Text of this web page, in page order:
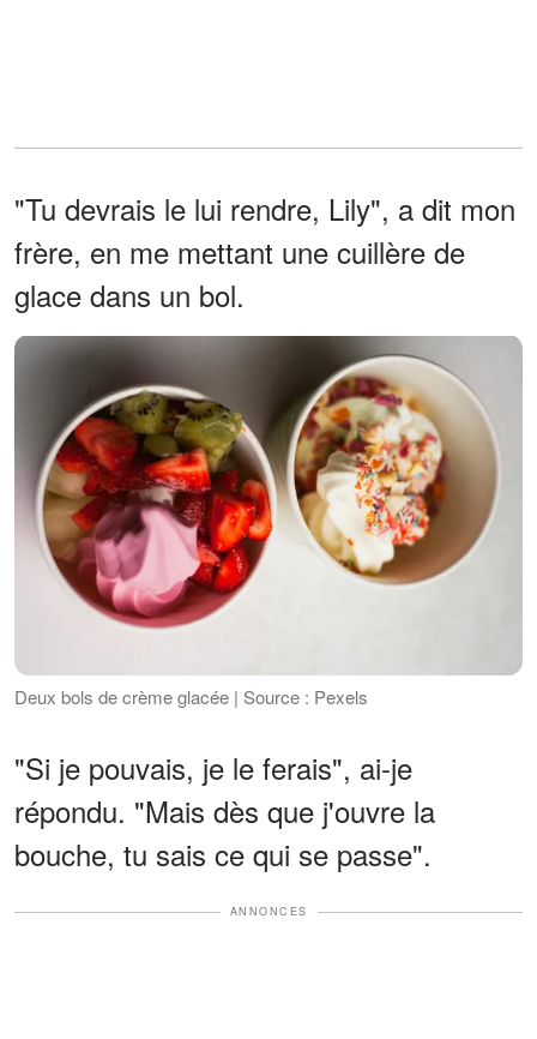
"Tu devrais le lui rendre, Lily", a dit mon
frère, en me mettant une cuillère de
glace dans un bol.
Deux bols de crème glacée | Source : Pexels
"Si je pouvais, je le ferais", ai-je
répondu. "Mais dès que j'ouvre la
bouche, tu sais ce qui se passe".
ANNONCES